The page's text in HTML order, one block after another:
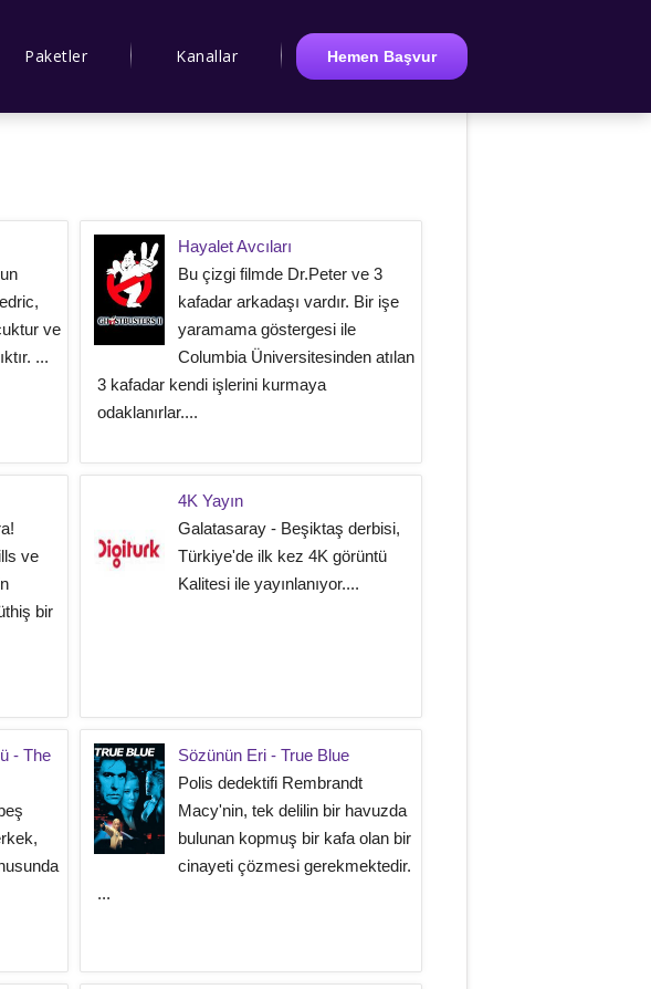
Paketler Kanallar Hemen Başvur
ve
...
Hayalet Avcıları
Bu çizgi filmde Dr.Peter ve 3
kafadar arkadaşı vardır. Bir işe
yaramama göstergesi ile
Columbia Üniversitesinden atılan
3 kafadar kendi işlerini kurmaya
odaklanırlar....
ve
bir
4K Yayın
Galatasaray - Beşiktaş derbisi,
Türkiye'de ilk kez 4K görüntü
Kalitesi ile yayınlanıyor....
- The
Sözünün Eri - True Blue
Polis dedektifi Rembrandt
Macy'nin, tek delilin bir havuzda
bulunan kopmuş bir kafa olan bir
cinayeti çözmesi gerekmektedir.
...